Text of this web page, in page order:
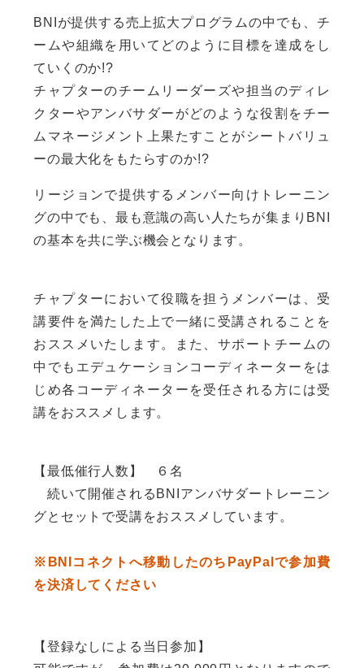
BNIが提供する売上拡大プログラムの中でも、チ
ームや組織を用いてどのように目標を達成をし
ていくのか!?
チャプターのチームリーダーズや担当のディレ
クターやアンバサダーがどのような役割をチー
ムマネージメント上果たすことがシートバリュ
ーの最大化をもたらすのか!?
リージョンで提供するメンバー向けトレーニン
グの中でも、最も意識の高い人たちが集まりBNI
の基本を共に学ぶ機会となります。
チャプターにおいて役職を担うメンバーは、受
講要件を満たした上で一緒に受講されることを
おススメいたします。また、サポートチームの
中でもエデュケーションコーディネーターをは
じめ各コーディネーターを受任される方には受
講をおススメします。
【最低催行人数】 ６名
続いて開催されるBNIアンバサダートレーニン
グとセットで受講をおススメしています。
※BNIコネクトへ移動したのちPayPalで参加費
を決済してください
【登録なしによる当日参加】